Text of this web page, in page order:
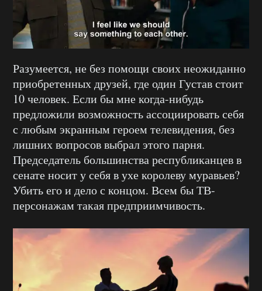
Разумеется, не без помощи своих неожиданно
приобретенных друзей, где один Густав стоит
10 человек. Если бы мне когда-нибудь
предложили возможность ассоциировать себя
с любым экранным героем телевидения, без
лишних вопросов выбрал этого парня.
Председатель большинства республиканцев в
сенате носит у себя в ухе королеву муравьев?
Убить его и дело с концом. Всем бы ТВ-
персонажам такая предприимчивость.